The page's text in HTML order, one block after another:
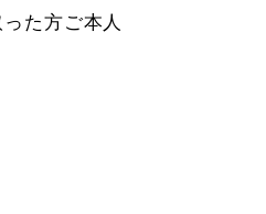
た方ご本人